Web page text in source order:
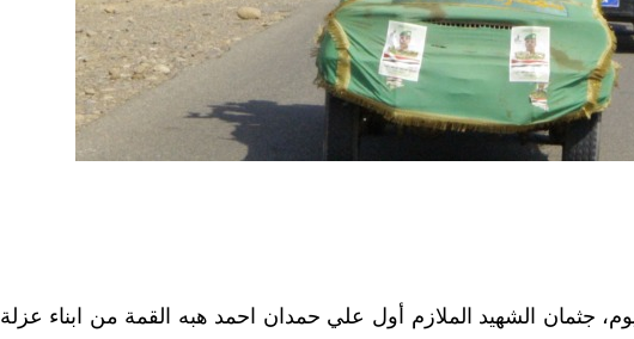
جثمان الشهيد الملازم أول علي حمدان احمد هبه القمة من ابناء عزلة